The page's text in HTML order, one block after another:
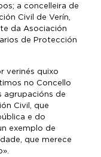
a concelleira de
Civil de Verín,
da Asociación
de Protección
verinés quixo
no Concello
agrupacións de
Civil, que
e do
exemplo de
que merece